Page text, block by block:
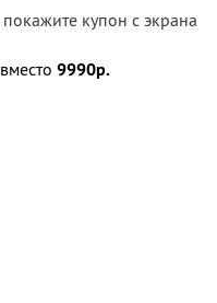
покажите купон с экрана
вместо 9990р.